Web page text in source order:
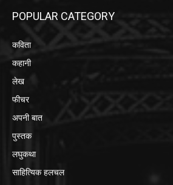
POPULAR CATEGORY
कविता
कहानी
लेख
फीचर
अपनी बात
पुस्तक
लघुकथा
साहित्यिक हलचल